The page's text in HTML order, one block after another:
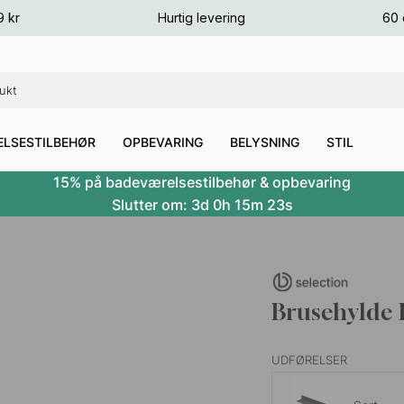
kr Hurtig levering 60
OPBEVARING BELYSNING STIL
15% på badeværelsestilbehør & opbevaring
Slutter om: 3d 0h 15m 22s
Brusehylde
UDFØRELSER